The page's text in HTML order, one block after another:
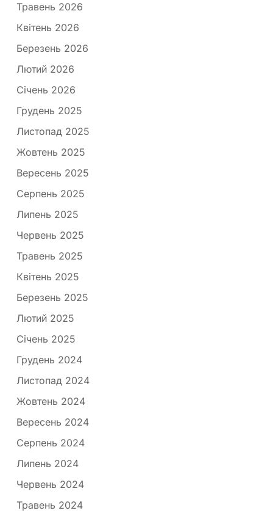
Травень 2026
Квітень 2026
Березень 2026
Лютий 2026
Січень 2026
Грудень 2025
Листопад 2025
Жовтень 2025
Вересень 2025
Серпень 2025
Липень 2025
Червень 2025
Травень 2025
Квітень 2025
Березень 2025
Лютий 2025
Січень 2025
Грудень 2024
Листопад 2024
Жовтень 2024
Вересень 2024
Серпень 2024
Липень 2024
Червень 2024
Травень 2024